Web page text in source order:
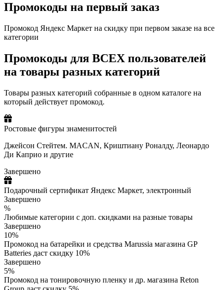
Промокоды на первый заказ
Промокод Яндекс Маркет на скидку при первом заказе на все
категории
Промокоды для ВСЕХ пользователей
на товары разных категорий
Товары разных категорий собранные в одном каталоге на
который действует промокод.
Ростовые фигуры знаменитостей
Джейсон Стейтем. MACAN, Криштиану Роналду, Леонардо
Ди Каприо и другие
Завершено
Подарочный сертификат Яндекс Маркет, электронный
Завершено
%
Любимые категории с доп. скидками на разные товары
Завершено
10%
Промокод на батарейки и средства Marussia магазина GP
Batteries даст скидку 10%
Завершено
5%
Промокод на тонировочную пленку и др. магазина Reton